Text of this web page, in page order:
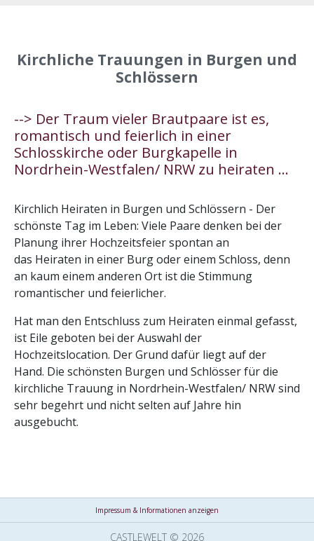
Kirchliche Trauungen in Burgen und
Schlössern
--> Der Traum vieler Brautpaare ist es,
romantisch und feierlich in einer
Schlosskirche oder Burgkapelle in
Nordrhein-Westfalen/ NRW zu heiraten ...
Kirchlich Heiraten in Burgen und Schlössern - Der
schönste Tag im Leben: Viele Paare denken bei der
Planung ihrer Hochzeitsfeier spontan an
das Heiraten in einer Burg oder einem Schloss, denn
an kaum einem anderen Ort ist die Stimmung
romantischer und feierlicher.
Hat man den Entschluss zum Heiraten einmal gefasst,
ist Eile geboten bei der Auswahl der
Hochzeitslocation. Der Grund dafür liegt auf der
Hand. Die schönsten Burgen und Schlösser für die
kirchliche Trauung in Nordrhein-Westfalen/ NRW sind
sehr begehrt und nicht selten auf Jahre hin
ausgebucht.
Impressum & Informationen anzeigen
CASTLEWELT © 2026